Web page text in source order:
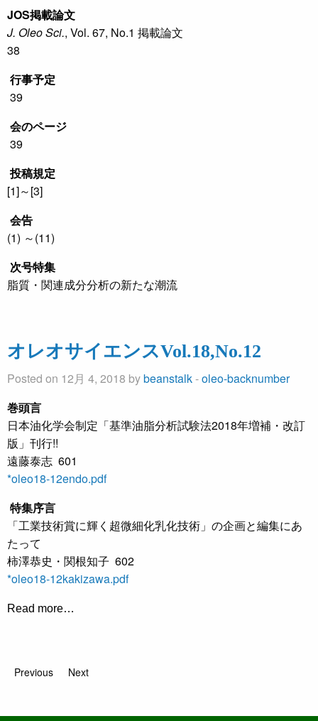
JOS掲載論文
J. Oleo Sci., Vol. 67, No.1 掲載論文
38
行事予定
39
会のページ
39
投稿規定
[1]～[3]
会告
(1) ～(11)
次号特集
脂質・関連成分分析の新たな潮流
オレオサイエンスVol.18,No.12
Posted on 12月 4, 2018 bybeanstalk-oleo-backnumber
巻頭言
日本油化学会制定「基準油脂分析試験法2018年増補・改訂
版」刊行!!
遠藤泰志 601
*oleo18-12endo.pdf
特集序言
「工業技術賞に輝く超微細化乳化技術」の企画と編集にあ
たって
柿澤恭史・関根知子 602
*oleo18-12kakizawa.pdf
Read more…
Previous Next